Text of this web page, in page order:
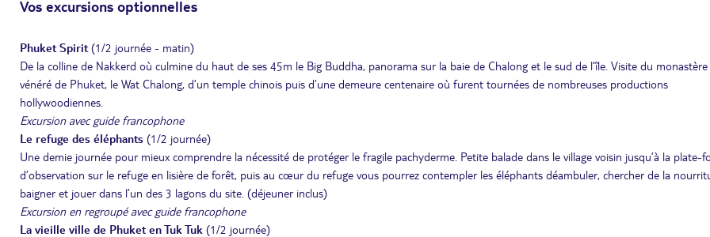
Vos excursions optionnelles
Phuket Spirit(1/2 journée - matin)
De la colline de Nakkerd où culmine du haut de ses 45m le Big Buddha, panorama sur la baie de Chalong et le sud de l’île. Visite du
vénéré de Phuket, le Wat Chalong, d’un temple chinois puis d’une demeure centenaire où furent tournées de nombreuses productions
hollywoodiennes.
Excursion avec guide francophone
Le refuge des éléphants (1/2 journée)
Une demie journée pour mieux comprendre la nécessité de protéger le fragile pachyderme. Petite balade dans le village voisin jusqu’à la plate-
d’observation sur le refuge en lisière de forêt, puis au cœur du refuge vous pourrez contempler les éléphants déambuler, chercher de la
baigner et jouer dans l’un des 3 lagons du site. (déjeuner inclus)
Excursion en regroupé avec guide francophone
La vieille ville de Phuket en Tuk Tuk (1/2 journée)